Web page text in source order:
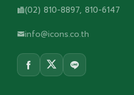
(02) 810-8897, 810-6147
info@icons.co.th